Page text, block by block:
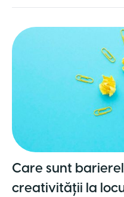
Care sunt
creativității la